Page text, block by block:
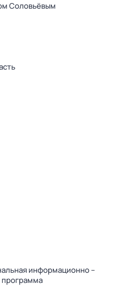
Соловьёвым
информационно –
программа